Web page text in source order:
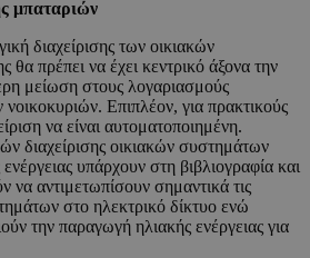
μπαταριών
διαχείρισης των οικιακών
πρέπει να έχει κεντρικό άξονα την
μείωση στους λογαριασμούς
νοικοκυριών. Επιπλέον, για πρακτικούς
να είναι αυτοματοποιημένη.
διαχείρισης οικιακών συστημάτων
υπάρχουν στη βιβλιογραφία και
να αντιμετωπίσουν σημαντικά τις
στο ηλεκτρικό δίκτυο ενώ
την παραγωγή ηλιακής ενέργειας για